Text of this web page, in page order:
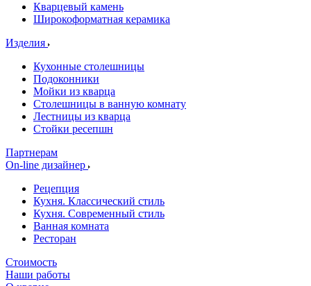
Кварцевый камень
Широкоформатная керамика
Изделия
Кухонные столешницы
Подоконники
Мойки из кварца
Столешницы в ванную комнату
Лестницы из кварца
Стойки ресепшн
Партнерам
On-line дизайнер
Рецепция
Кухня. Классический стиль
Кухня. Современный стиль
Ванная комната
Ресторан
Стоимость
Наши работы